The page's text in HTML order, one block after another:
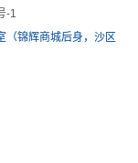
-1
（锦辉商城后身，沙区